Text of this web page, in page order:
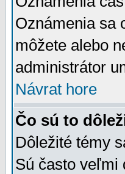
Oznámenia sa
môžete alebo
administrátor
Návrat hore
Čo sú to
Dôležité témy
Sú často veľmi